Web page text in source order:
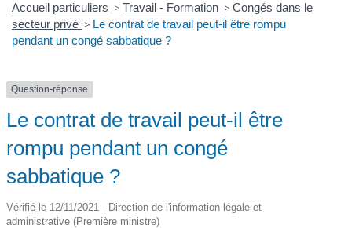
Accueil particuliers > Travail - Formation > Congés dans le
secteur privé > Le contrat de travail peut-il être rompu
pendant un congé sabbatique ?
Question-réponse
Le contrat de travail peut-il être
rompu pendant un congé
sabbatique ?
Vérifié le 12/11/2021 - Direction de l'information légale et
administrative (Première ministre)